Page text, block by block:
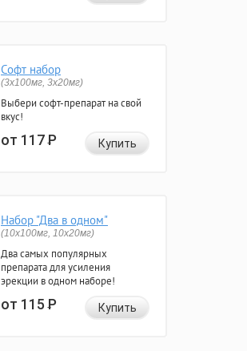
Софт набор
(3x100мг, 3x20мг)
Выбери софт-препарат на свой
вкус!
от 117Р Купить
Набор "Два в одном"
(10x100мг, 10x20мг)
Два самых популярных
препарата для усиления
эрекции в одном наборе!
от 115Р Купить